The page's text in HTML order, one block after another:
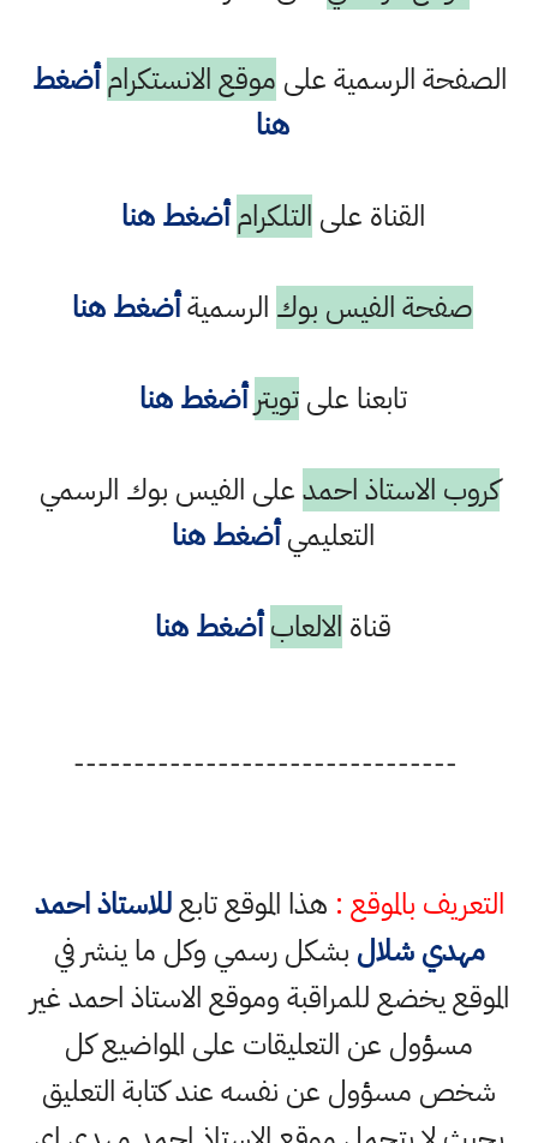
الصفحة الرسمية على موقع الانستكرام أضغط
هنا
القناة على التلكرام أضغط هنا
صفحة الفيس بوك الرسميةأضغط هنا
تابعنا علىتويتر أضغط هنا
كروب الاستاذ احمدعلى الفيس بوك الرسمي
التعليميأضغط هنا
قناة الالعاب أضغط هنا
--------------------------------
التعريف بالموقع : هذا الموقع تابعللاستاذ احمد
مهدي شلال بشكل رسمي وكل ما ينشر في
الموقع يخضع للمراقبة وموقع الاستاذ احمد غير
مسؤول عن التعليقات على المواضيع كل
شخص مسؤول عن نفسه عند كتابة التعليق